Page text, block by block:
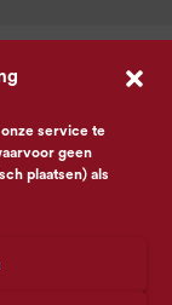
service te
geen
plaatsen) als